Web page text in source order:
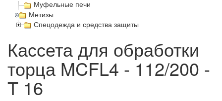
Муфельные печи
Метизы
Спецодежда и средства защиты
Кассета для обработки
торца MCFL4 - 112/200 -
T 16